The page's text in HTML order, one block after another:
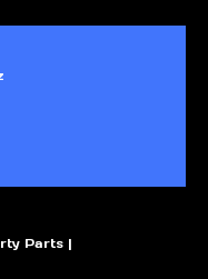
Parts |